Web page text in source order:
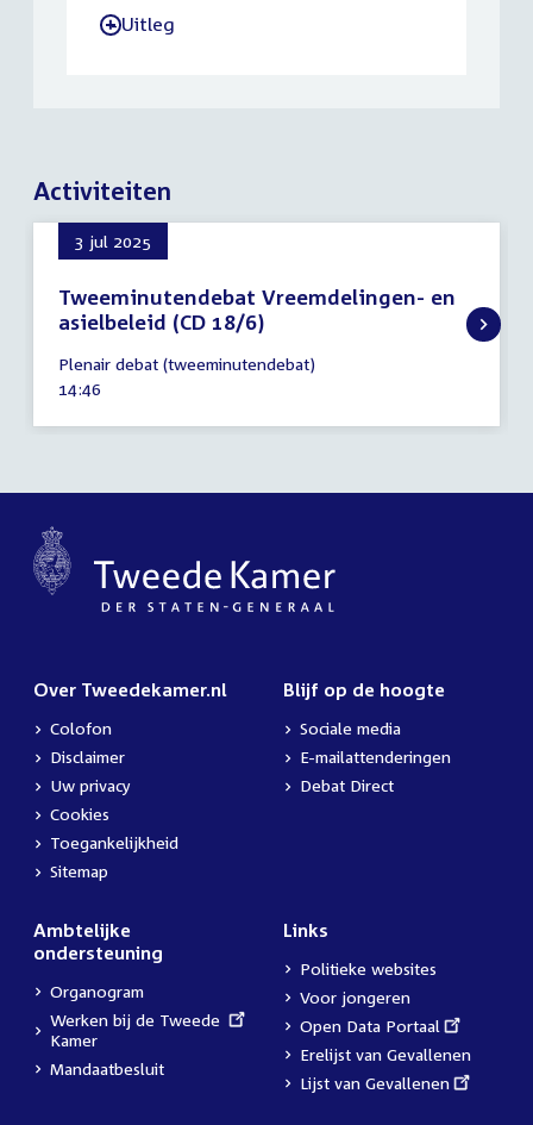
-Uitleg
Activiteiten
3 jul 2025
Tweeminutendebat Vreemdelingen- en
asielbeleid (CD 18/6)
juli
2025
Plenair debat (tweeminutendebat)
Tijd
14:46
Over Tweedekamer.nl
Colofon
Disclaimer
Uw privacy
Cookies
Toegankelijkheid
Sitemap
Blijf op de hoogte
Sociale media
E-mailattenderingen
Debat Direct
Ambtelijke
ondersteuning
Organogram
External
link:
Werken bij de Tweede
Kamer
Mandaatbesluit
Links
Politieke websites
Voor jongeren
External
link:
Open Data Portaal
Erelijst van Gevallenen
External
Lijst van Gevallenen